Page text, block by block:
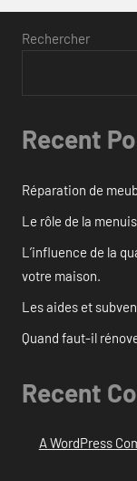
Rechercher
Recent
Réparation de
Le rôle de la
L’influence de la
votre maison.
Les aides et
Quand faut-il
Recent
A WordPress